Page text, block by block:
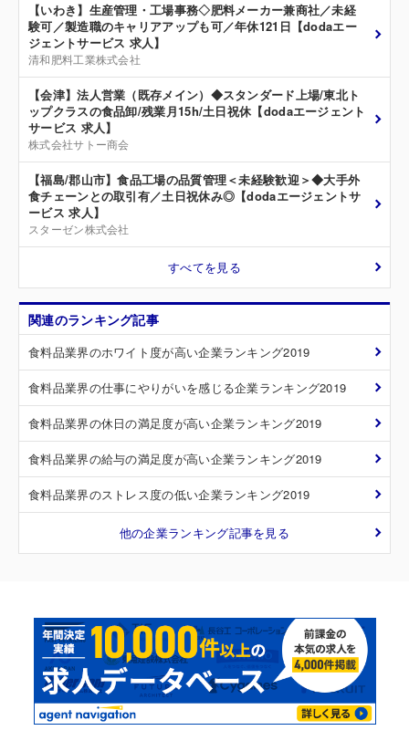
【いわき】生産管理・工場事務◇肥料メーカー兼商社／未経
験可／製造職のキャリアアップも可／年休121日【dodaエー
ジェントサービス 求人】
清和肥料工業株式会社
【会津】法人営業（既存メイン）◆スタンダード上場/東北ト
ップクラスの食品卸/残業月15h/土日祝休【dodaエージェント
サービス 求人】
株式会社サトー商会
【福島/郡山市】食品工場の品質管理＜未経験歓迎＞◆大手外
食チェーンとの取引有／土日祝休み◎【dodaエージェントサ
ービス 求人】
スターゼン株式会社
すべてを見る
関連のランキング記事
食料品業界のホワイト度が高い企業ランキング2019
食料品業界の仕事にやりがいを感じる企業ランキング2019
食料品業界の休日の満足度が高い企業ランキング2019
食料品業界の給与の満足度が高い企業ランキング2019
食料品業界のストレス度の低い企業ランキング2019
他の企業ランキング記事を見る